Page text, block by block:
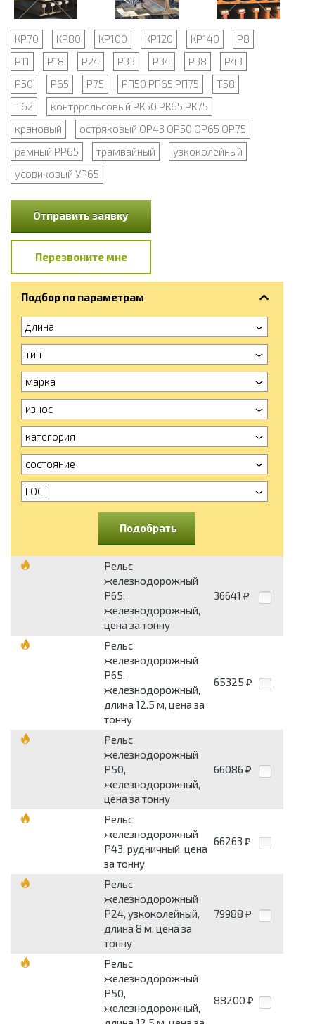
КР70 КР80 КР100 КР120 КР140
Р8
Р11
Р18 Р24 Р33 Р34 Р38
Р43
Р50
Р65 Р75 РП50 РП65 РП75
Т58
Т62
контррельсовый РК50 РК65 РК75
крановый
остряковый ОР43 ОР50 ОР65 ОР75
рамный РР65
трамвайный
узкоколейный
усовиковый УР65
Отправить заявку
Перезвоните мне
Подбор по параметрам
длина
тип
марка
износ
категория
состояние
ГОСТ
Подобрать
Рельс
железнодорожный
Р65,
железнодорожный,
цена за тонну
36641 ₽
Рельс
железнодорожный
Р65,
железнодорожный,
длина 12.5 м, цена за
тонну
65325 ₽
Рельс
железнодорожный
Р50,
железнодорожный,
цена за тонну
66086 ₽
Рельс
железнодорожный
Р43, рудничный, цена
за тонну
66263 ₽
Рельс
железнодорожный
Р24, узкоколейный,
длина 8 м, цена за
тонну
79988 ₽
Рельс
железнодорожный
Р50,
железнодорожный,
88200 ₽